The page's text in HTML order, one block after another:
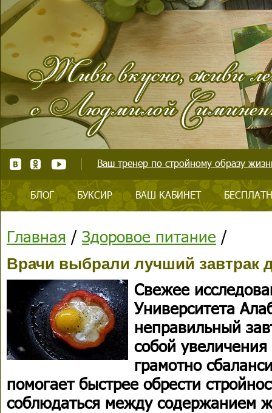
Ваш тренер по стройному образу
БЛОГ БУКСИР ВАШ КАБИНЕТ
Главная / Здоровое питание /
Врачи выбрали лучший завтрак
Свежее
Университета
неправильный
собой
грамотно
помогает быстрее обрести
соблюдаться между содержанием